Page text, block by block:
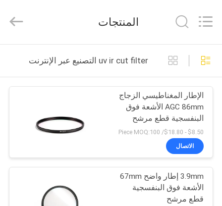
الصفحة
الرئيسية
منتجات
معلومات
جولة
Technology
Ltd..
Reserved.
المنتجات
uv ir cut filter التصنيع عبر الإنترنت
الإطار المغناطيسي الزجاج
AGC 86mm الأشعة فوق
البنفسجية قطع مرشح
$8.50 - $18.80/ Piece MOQ:100
الاتصال
3.9mm إطار واضح 67mm
الأشعة فوق البنفسجية
قطع مرشح